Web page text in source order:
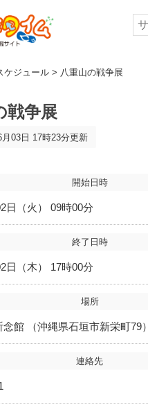
ケジュール> 八重山の戦争展
戦争展
月03日 17時23分更新
開始日時
日（火） 09時00分
終了日時
日（木） 17時00分
場所
館 （沖縄県石垣市新栄町79）
連絡先